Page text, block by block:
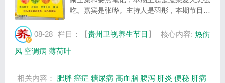
吃。嘉宾是张晔。主持人是羽彤，本期节目主
健康用法等相关内容。 张晔，原解放军309医
事...
08-28 栏目：【贵州卫视养生节目 】 核心内容: 热伤
风 空调病 薄荷叶
相关内容： 肥胖 癌症 糖尿病 高血脂 腹泻 肝炎 便秘 肝病